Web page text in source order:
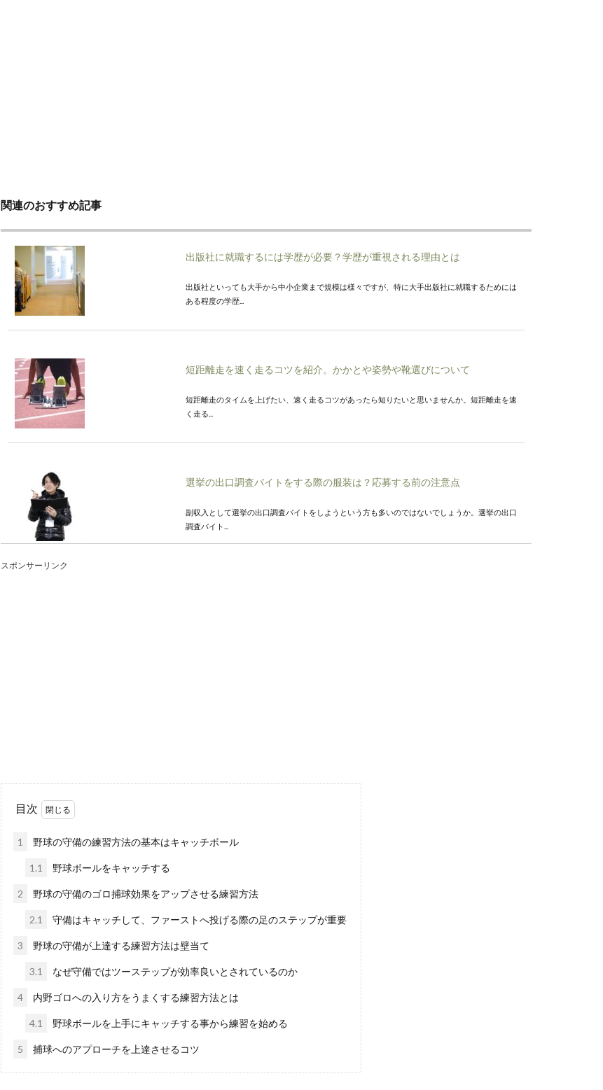
関連のおすすめ記事
出版社に就職するには学歴が必要？学歴が重視される理由とは
出版社といっても大手から中小企業まで規模は様々ですが、特に大手出版社に就職するためには
ある程度の学歴...
短距離走を速く走るコツを紹介。かかとや姿勢や靴選びについて
短距離走のタイムを上げたい、速く走るコツがあったら知りたいと思いませんか。短距離走を速
く走る...
選挙の出口調査バイトをする際の服装は？応募する前の注意点
副収入として選挙の出口調査バイトをしようという方も多いのではないでしょうか。選挙の出口
調査バイト...
肩を柔らかくする方法で水泳が上達してケガの予防にもなる
肩が柔らかくする方法をトレーニングすると水泳がとても泳ぎやすくなるでしょう。それは、水
就職は東京より大阪が断然良い理由と住んでみたらわかったこと
就職するなら東京にするか大阪にするか悩んでるという人も多いのではないでしょうか？では、
就職す...
東京消防庁の体力試験の内容とは？合格に向けて体を鍛えよう！
東京消防庁の一次試験に合格するといよいよ二次試験！勝負の体力試験が待っています。ではそ
スポンサーリンク
目次
1 野球の守備の練習方法の基本はキャッチボール
1.1 野球ボールをキャッチする
2 野球の守備のゴロ捕球効果をアップさせる練習方法
2.1 守備はキャッチして、ファーストへ投げる際の足のステップが重要
3 野球の守備が上達する練習方法は壁当て
3.1 なぜ守備ではツーステップが効率良いとされているのか
4 内野ゴロへの入り方をうまくする練習方法とは
4.1 野球ボールを上手にキャッチする事から練習を始める
5 捕球へのアプローチを上達させるコツ